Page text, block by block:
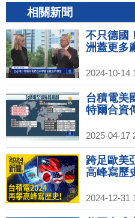
相關新聞
不只德國
洲蓋更多
2024-10-14
台積電美
特爾合資
2025-04-17
跨足歐美
高峰寫歷
2024-12-31